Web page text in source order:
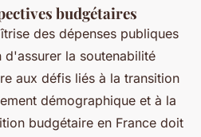
budgétaires
des dépenses publiques
la soutenabilité
aux défis liés à la transition
démographique et à la
budgétaire en France doit